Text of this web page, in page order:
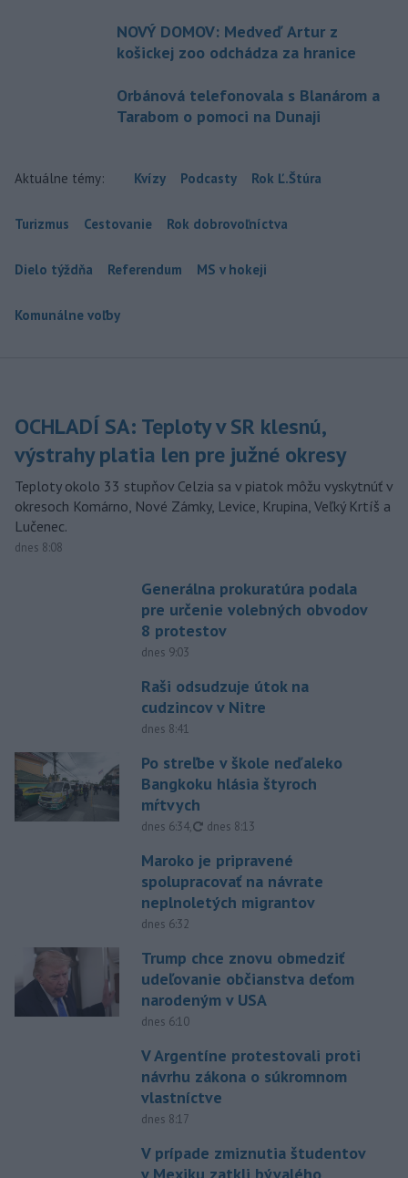
NOVÝ DOMOV: Medveď Artur z
košickej zoo odchádza za hranice
Orbánová telefonovala s Blanárom a
Tarabom o pomoci na Dunaji
Aktuálne témy: Kvízy Podcasty Rok Ľ.Štúra
Turizmus Cestovanie Rok dobrovoľníctva
Dielo týždňa Referendum MS v hokeji
Komunálne voľby
OCHLADÍ SA: Teploty v SR klesnú,
výstrahy platia len pre južné okresy
Teploty okolo 33 stupňov Celzia sa v piatok môžu vyskytnúť v
okresoch Komárno, Nové Zámky, Levice, Krupina, Veľký Krtíš a
Lučenec.
dnes 8:08
Generálna prokuratúra podala
pre určenie volebných obvodov
8 protestov
dnes 9:03
Raši odsudzuje útok na
cudzincov v Nitre
dnes 8:41
Po streľbe v škole neďaleko
Bangkoku hlásia štyroch
mŕtvych
dnes 6:34, aktualizované
dnes 8:13
Maroko je pripravené
spolupracovať na návrate
neplnoletých migrantov
dnes 6:32
Trump chce znovu obmedziť
udeľovanie občianstva deťom
narodeným v USA
dnes 6:10
V Argentíne protestovali proti
návrhu zákona o súkromnom
vlastníctve
dnes 8:17
V prípade zmiznutia študentov